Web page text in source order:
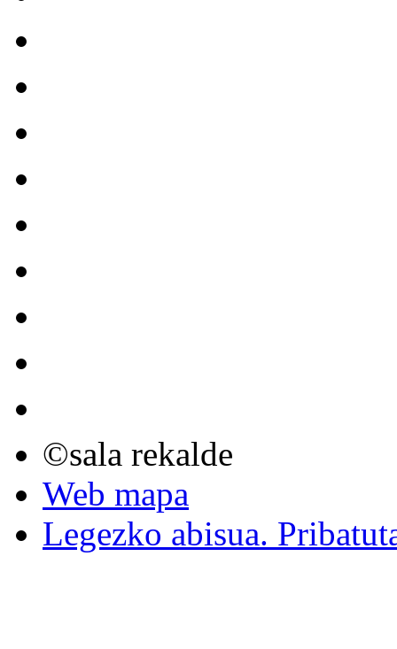
©sala rekalde
Web mapa
Legezko abisua.